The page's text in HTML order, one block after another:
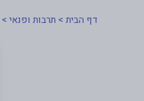
דף הבית > תרבות ופנאי >